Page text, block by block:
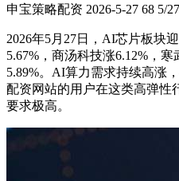
申宝策略配资 2026-5-27 68 5/27
2026年5月27日，AI芯片板块
5.67%，商汤科技涨6.12%，
5.89%。AI算力需求持续高涨
配资网站的用户在这类高弹性
要求极高。